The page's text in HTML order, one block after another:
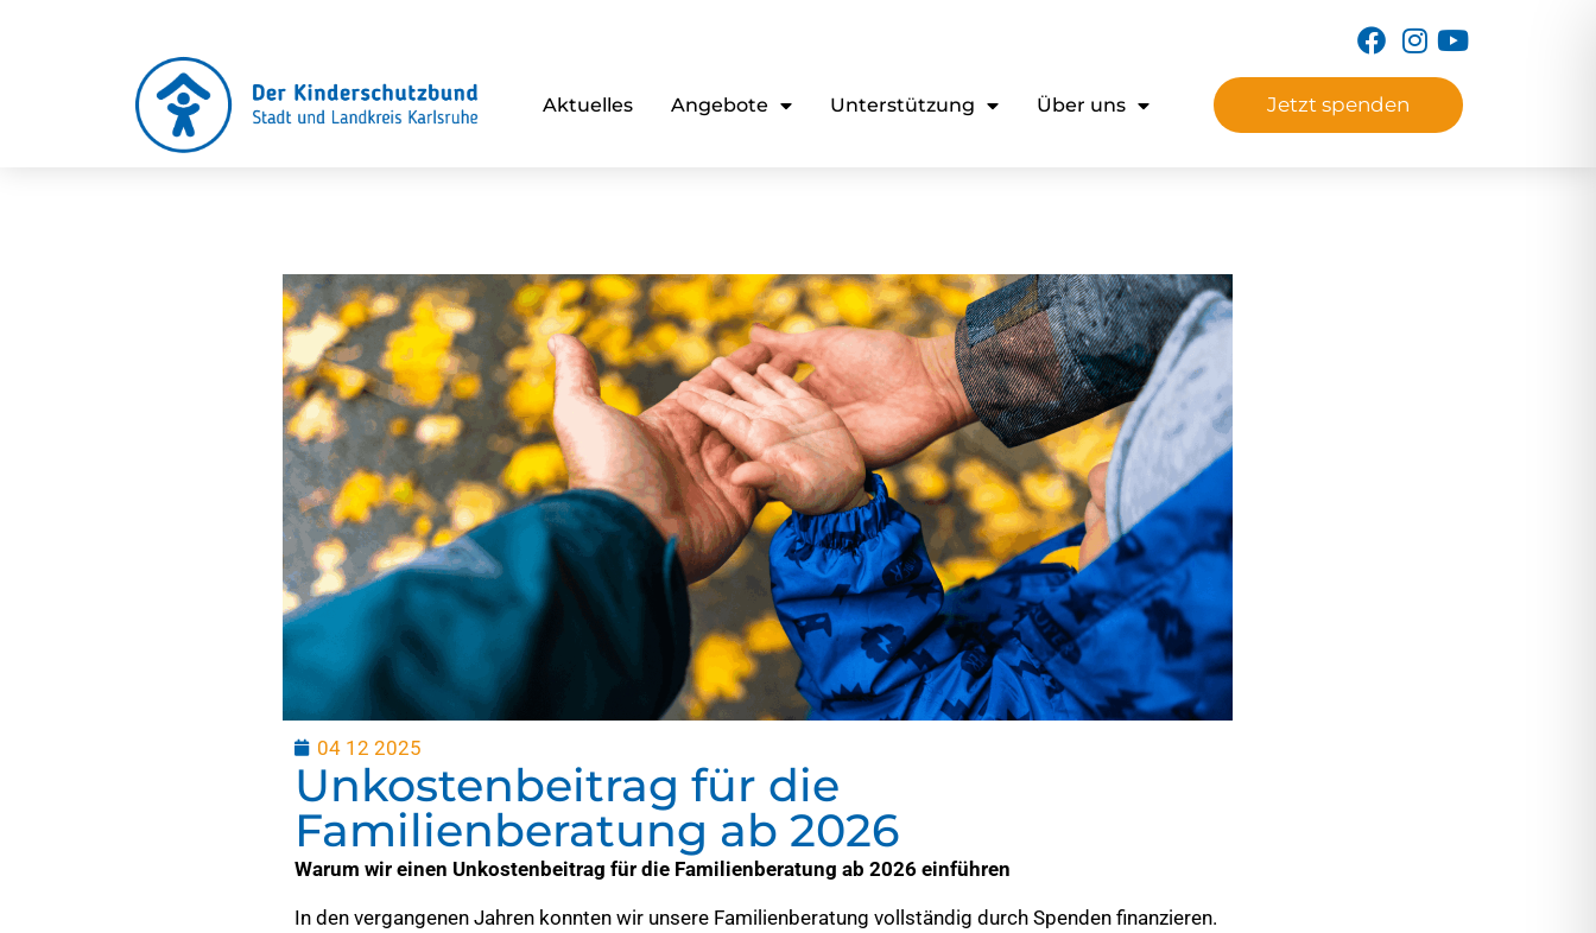
Aktuelles Angebote Unterstützung Über uns Jetzt spenden
04 12 2025
Unkostenbeitrag für die
Familienberatung ab 2026
Warum wir einen Unkostenbeitrag für die Familienberatung ab 2026 einführen
In den vergangenen Jahren konnten wir unsere Familienberatung vollständig durch Spenden finanzieren.